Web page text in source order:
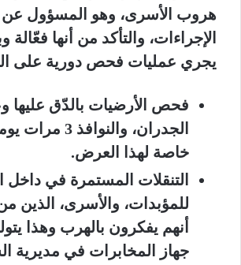
هروب الأسرى، وهو المسؤول
الإجراءات، والتأكد من أنها
يجري عمليات فحص دورية على
فحص الأرضيات بالدّق عليها
الجدران،
خاصة لهذا العرض.
التنقلات المستمرة في داخل
للمؤبدات، والأسرى، الذين
أنهم يفكرون بالهرب وهذا
جهاز المخابرات في مديرية